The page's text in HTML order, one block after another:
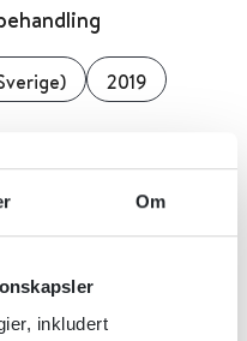
Om
inkludert
2019
betydning